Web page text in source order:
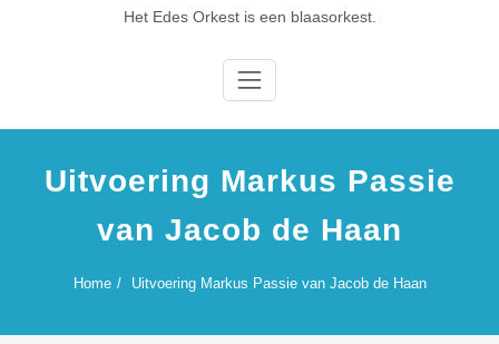
Het Edes Orkest is een blaasorkest.
Uitvoering Markus Passie
van Jacob de Haan
Home Uitvoering Markus Passie van Jacob de Haan